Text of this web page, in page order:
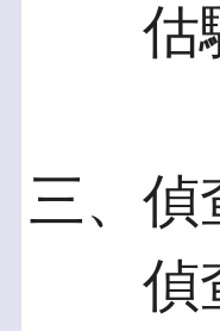
估驗
三、偵
偵查